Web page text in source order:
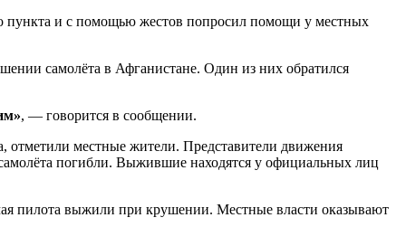
пункта и с помощью жестов попросил помощи у местных
самолёта в Афганистане. Один из них обратился
, — говорится в сообщении.
отметили местные жители. Представители движения
погибли. Выжившие находятся у официальных лиц
пилота выжили при крушении. Местные власти оказывают